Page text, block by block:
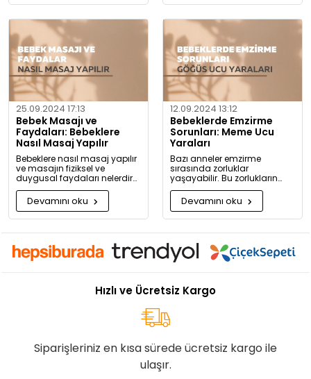
25.09.2024 17:13
Bebek Masajı ve
Faydaları: Bebeklere
Nasıl Masaj Yapılır
Bebeklere nasıl masaj yapılır
ve masajın fiziksel ve
duygusal faydaları nelerdir?
Neden bugüne kadar masaj
yapmadığınıza pişman
olacaksınız!
Devamını oku
12.09.2024 13:12
Bebeklerde Emzirme
Sorunları: Meme Ucu
Yaraları
Bazı anneler emzirme
sırasında zorluklar
yaşayabilir. Bu zorlukların
başında meme ucu yaraları
ve emzirme sırasında
hissedilen acı gelir.
Devamını oku
Hızlı ve Ücretsiz Kargo
Siparişleriniz en kısa sürede ücretsiz kargo ile
ulaşır.